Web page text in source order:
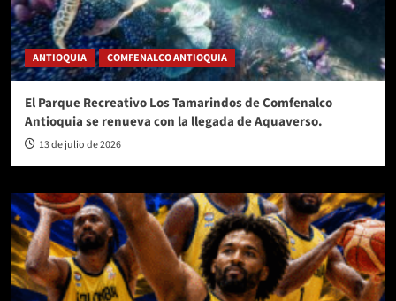
ANTIOQUIA COMFENALCO ANTIOQUIA
El Parque Recreativo Los Tamarindos de Comfenalco
Antioquia se renueva con la llegada de Aquaverso.
13 de julio de 2026